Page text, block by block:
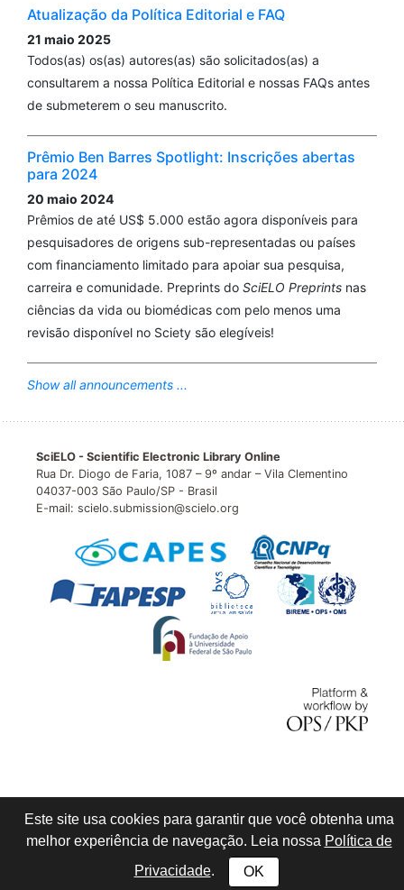
Atualização da Política Editorial e FAQ
21 maio 2025
Todos(as) os(as) autores(as) são solicitados(as) a
consultarem a nossa Política Editorial e nossas FAQs antes
de submeterem o seu manuscrito.
Prêmio Ben Barres Spotlight: Inscrições abertas
para 2024
20 maio 2024
Prêmios de até US$ 5.000 estão agora disponíveis para
pesquisadores de origens sub-representadas ou países
com financiamento limitado para apoiar sua pesquisa,
carreira e comunidade. Preprints do SciELO Preprints nas
ciências da vida ou biomédicas com pelo menos uma
revisão disponível no Sciety são elegíveis!
Show all announcements ...
SciELO - Scientific Electronic Library Online
Rua Dr. Diogo de Faria, 1087 – 9º andar – Vila Clementino
04037-003 São Paulo/SP - Brasil
E-mail: scielo.submission@scielo.org
Este site usa cookies para garantir que você obtenha uma
melhor experiência de navegação. Leia nossa Política de
Privacidade. OK